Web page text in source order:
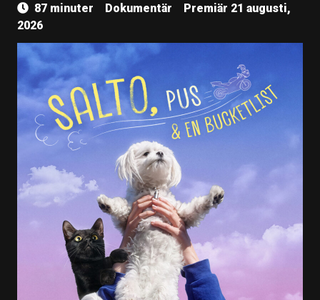
87 minuter Dokumentär
Premiär 21 augusti,
2026